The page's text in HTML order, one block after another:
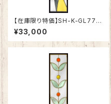
【在庫限り特価】SH-K-GL77B
K
¥33,000